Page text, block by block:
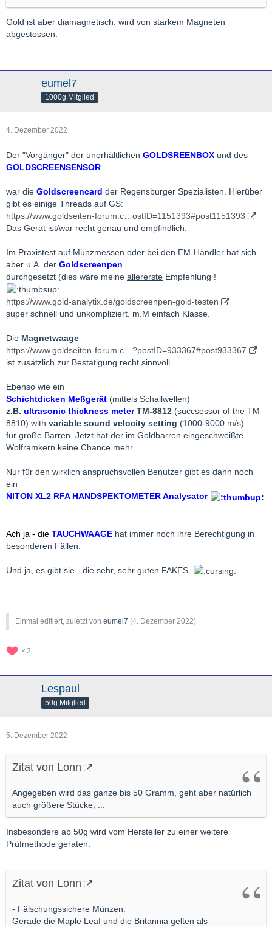
Gold ist aber diamagnetisch: wird von starkem Magneten
abgestossen.
eumel7
1000g Mitglied
4. Dezember 2022
Der "Vorgänger" der unerhältlichen GOLDSREENBOX und des
GOLDSCREENSENSOR
war die Goldscreencard der Regensburger Spezialisten. Hierüber
gibt es einige Threads auf GS:
https://www.goldseiten-forum.c…ostID=1151393#post1151393
Das Gerät ist/war recht genau und empfindlich.
Im Praxistest auf Münzmessen oder bei den EM-Händler hat sich
aber u.A. der Goldscreenpen
durchgesetzt (dies wäre meine allererste Empfehlung !
https://www.gold-analytix.de/goldscreenpen-gold-testen
super schnell und unkompliziert. m.M einfach Klasse.
Die Magnetwaage
https://www.goldseiten-forum.c…?postID=933367#post933367
ist zusätzlich zur Bestätigung recht sinnvoll.
Ebenso wie ein
Schichtdicken Meßgerät (mittels Schallwellen)
z.B. ultrasonic thickness meterTM-8812 (succsessor of the TM-
8810) with variable sound velocity setting (1000-9000 m/s)
für große Barren. Jetzt hat der im Goldbarren eingeschweißte
Wolframkern keine Chance mehr.
Nur für den wirklich anspruchsvollen Benutzer gibt es dann noch
ein
NITON XL2 RFA HANDSPEKTOMETER Analysator
Ach ja - die TAUCHWAAGE hat immer noch ihre Berechtigung in
besonderen Fällen.
Und ja, es gibt sie - die sehr, sehr guten FAKES.
Einmal editiert, zuletzt von eumel7 (4. Dezember 2022)
2
Lespaul
50g Mitglied
5. Dezember 2022
Zitat von Lonn
Angegeben wird das ganze bis 50 Gramm, geht aber natürlich
auch größere Stücke, ...
Insbesondere ab 50g wird vom Hersteller zu einer weitere
Prüfmethode geraten.
Zitat von Lonn
- Fälschungssichere Münzen:
Gerade die Maple Leaf und die Britannia gelten als